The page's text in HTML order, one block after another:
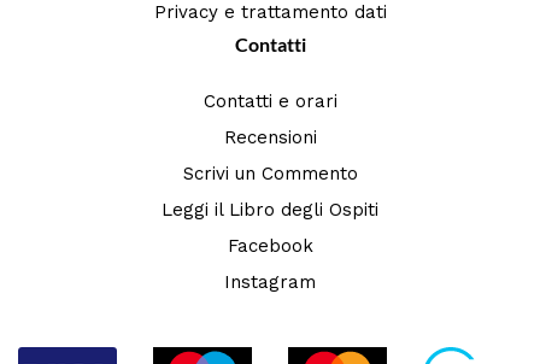
Privacy e trattamento dati
Contatti
Contatti e orari
Recensioni
Scrivi un Commento
Leggi il Libro degli Ospiti
Facebook
Instagram